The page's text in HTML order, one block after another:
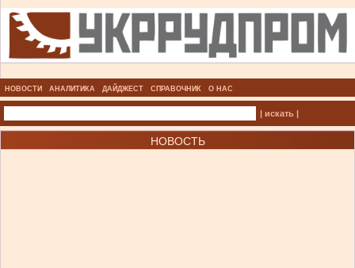
НОВОСТИ АНАЛИТИКА ДАЙДЖЕСТ СПРАВОЧНИК О НАС
| искать |
НОВОСТЬ